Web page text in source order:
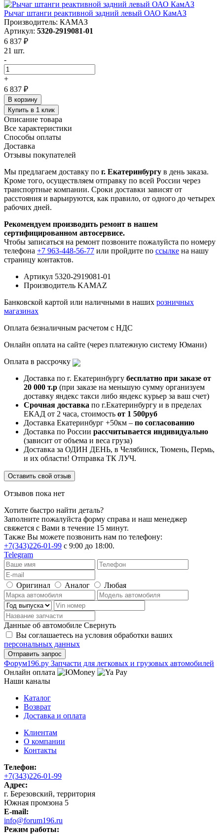
Рычаг штанги реактивной задний левый ОАО КамАЗ
Производитель: КАМАЗ
Артикул: 5320-2919081-01
6 837 ₽
21 шт.
-
+
6 837 ₽
В корзину
Купить в 1 клик
Описание товара
Все характеристики
Способы оплаты
Доставка
Отзывы покупателей
Мы предлагаем доставку по г. Екатеринбургу в день заказа.
Кроме того, осуществляем отправку по всей России через
транспортные компании. Сроки доставки зависят от
расстояния и варьируются, как правило, от одного до четырех
рабочих дней.
Рекомендуем производить ремонт в нашем
сертифицированном автосервисе.
Чтобы записаться на ремонт позвоните пожалуйста по номеру
телефона +7 963-448-56-77 или пройдите по ссылке на нашу
страницу контактов.
Артикул 5320-2919081-01
Производитель KAMAZ
Банковской картой или наличными в наших розничных
магазинах
Оплата безналичным расчетом с НДС
Онлайн оплата на сайте (через платежную систему Юмани)
Оплата в рассрочку
Доставка по г. Екатеринбургу бесплатно при заказе от
20 000 т.р (при заказе на меньшую сумму организуем
доставку яндекс такси либо яндекс курьер за ваш счет)
Срочная доставка по г.Екатеринбургу и в пределах
ЕКАД от 2 часа, стоимость от 1 500руб
Доставка Екатеринбург +50км – по согласованию
Доставка по России рассчитывается индивидуально
(зависит от объема и веса груза)
Доставка за ОДИН ДЕНЬ, в Челябинск, Тюмень, Пермь,
и их области! Отправка ТК ЛУЧ.
Оставить свой отзыв
Отзывов пока нет
Хотите быстро найти деталь?
Заполните пожалуйста форму справа и наш менеджер
свяжется с Вами в течение 15 минут.
Также Вы можете позвонить нам по телефону:
+7(343)226-01-99 с 9:00 до 18:00.
Telegram
Оригинал Аналог Любая
Данные об автомобиле Свернуть
Вы соглашаетесь на условия обработки ваших
персональных данных
Фoрум196.ру Запчасти для легковых и грузовых автомобилей
Онлайн оплата
Наши каналы
Каталог
Возврат
Доставка и оплата
Клиентам
О компании
Контакты
Телефон:
+7(343)226-01-99
Адрес:
г. Березовский, территория
Южная промзона 5
E-mail:
info@forum196.ru
Режим работы: